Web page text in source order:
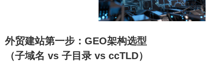
外贸建站第一步：GEO架构选型
（子域名 vs 子目录 vs ccTLD）